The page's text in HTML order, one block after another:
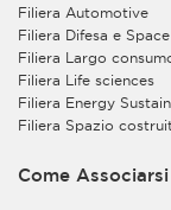
conferimento
mancanza, non sarà possibile eseguire la Sua richiesta
di
seminario o
Inoltre, sulla
essere trattati
Filiera Automotive
Filiera Difesa e
Filiera Largo
Filiera Life sciences
Filiera Energy
Filiera Spazio
Come Associarsi